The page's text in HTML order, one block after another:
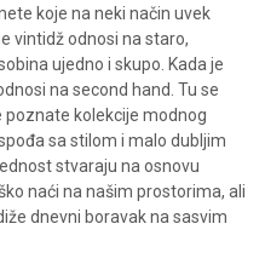
koje na neki način uvek
vintidž odnosi na staro,
ujedno i skupo. Kada je
na second hand. Tu se
poznate kolekcije modnog
sa stilom i malo dubljim
stvaraju na osnovu
naći na našim prostorima, ali
dnevni boravak na sasvim